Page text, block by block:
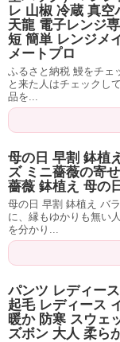
レ 山椒 冷蔵 真
天龍 電子レンジ
短 簡単 レンジメ
メートプロ
ふるさと納税 鰻をチェ
と来た人はチェックし
品を...
母の日 早割 鉢植
ズ ミニ薔薇の寄
薔薇 鉢植え 母の
母の日 早割 鉢植え バ
に、縁もゆかりも無い
を分かり...
パンツ レディー
起毛 レディース
暖か 防寒 スウェ
ズボン 大人 柔ら